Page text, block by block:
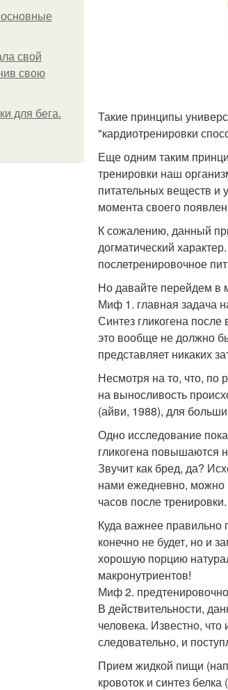
свой
свою
для бега.
Такие принципы
"кардиотренировки
Еще одним таким
тренировки наш
питательных веществ и
момента своего
К сожалению, данный
догматический
послетренировочное
Но давайте перейдем в
Миф 1. главная задача
Синтез гликогена
это вообще не должно
представляет никаких
Несмотря на то, что, по
на выносливость
(айви, 1988), для
Одно исследование
гликогена повышаются
Звучит как бред, да?
нами ежедневно, можно
часов после тренировки.
Куда важнее правильно
конечно не будет, но и
хорошую порцию
макронутриентов!
Миф 2.
В действительности,
человека. Известно,
следовательно, и
Прием жидкой пищи
кровоток и синтез